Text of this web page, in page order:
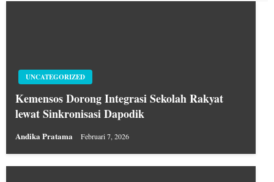
UNCATEGORIZED
Kemensos Dorong Integrasi Sekolah Rakyat
lewat Sinkronisasi Dapodik
Andika Pratama Februari 7, 2026